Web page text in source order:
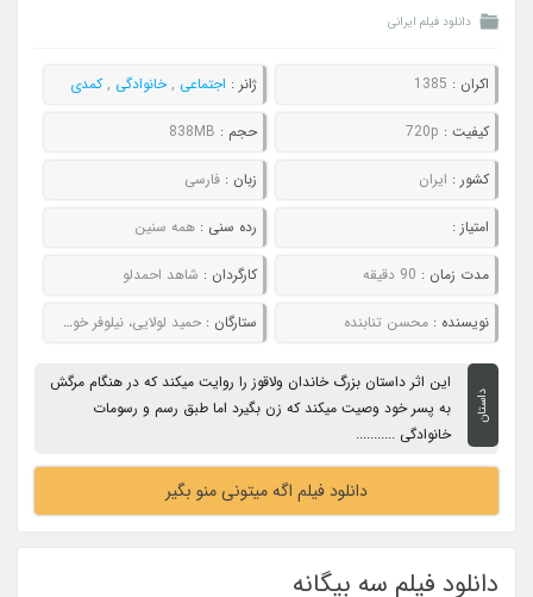
دانلود فیلم ایرانی
اکران : 1385 ژانر : اجتماعی ,خانوادگی ,کمدی
کیفیت : 720p حجم : 838MB
کشور : ایران زبان : فارسی
امتیاز : رده سنی : همه سنین
مدت زمان : 90 دقیقه کارگردان : شاهد احمدلو
نویسنده :محسن تنابنده ستارگان : حمید لولایی، نیلوفر خوش خلق، سحر زکریا، سحر ولدبیگی
داستان
این اثر داستان بزرگ خاندان ولاقوز را روایت میکند که در هنگام مرگش
به پسر خود وصیت میکند که زن بگیرد اما طبق رسم و رسومات
خانوادگی ...........
دانلود فیلم اگه میتونی منو بگیر
دانلود فیلم سه بیگانه